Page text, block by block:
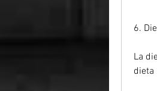
6.
La
dieta